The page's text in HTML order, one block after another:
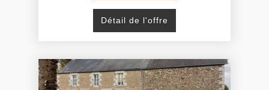
Détail de l'offre